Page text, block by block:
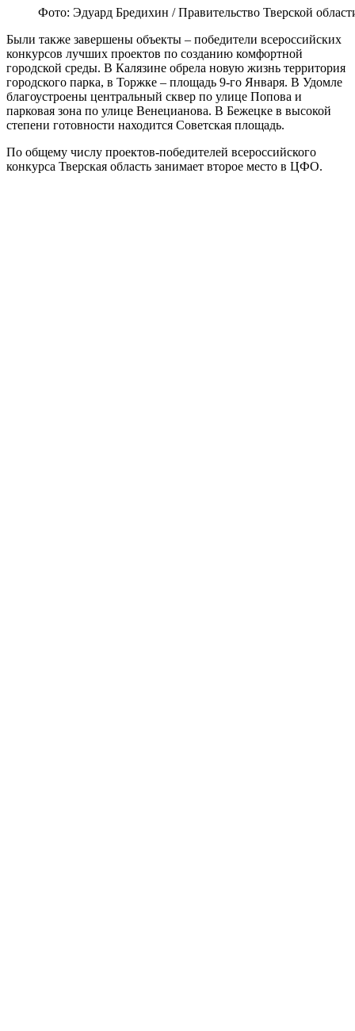
Фото: Эдуард Бредихин / Правительство Тверской
Были также завершены объекты – победители всероссийских
конкурсов лучших проектов по созданию комфортной
городской среды. В Калязине обрела новую жизнь территория
городского парка, в Торжке – площадь 9-го Января. В Удомле
благоустроены центральный сквер по улице Попова и
парковая зона по улице Венецианова. В Бежецке в высокой
степени готовности находится Советская площадь.
По общему числу проектов-победителей всероссийского
конкурса Тверская область занимает второе место в ЦФО.